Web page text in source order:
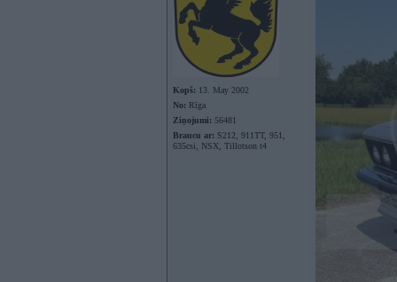
Kopš: 13. May 2002
No: Rīga
Ziņojumi: 56481
Braucu ar: S212, 911TT, 951,
635csi, NSX, Tillotson t4